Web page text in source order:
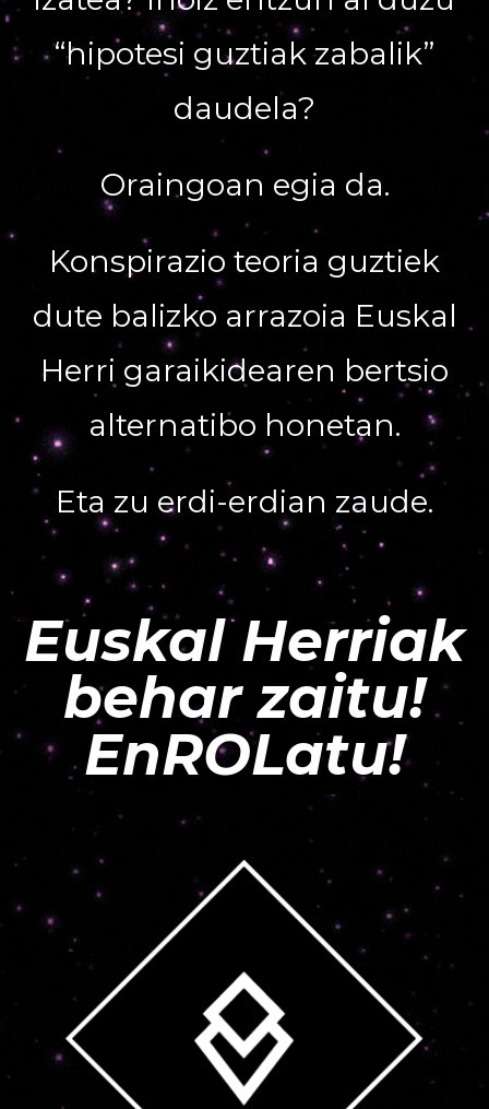
“hipotesi guztiak zabalik”
daudela?
Oraingoan egia da.
Konspirazio teoria guztiek
dute balizko arrazoia Euskal
Herri garaikidearen bertsio
alternatibo honetan.
Eta zu erdi-erdian zaude.
Euskal Herriak
behar zaitu!
EnROLatu!